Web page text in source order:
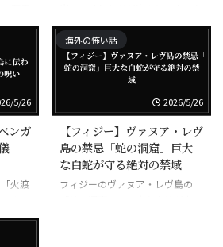
る呪われた岩
5/26
ンガ
火渡
海外の怖い話
2026/5/26
【フィジー】ヴァヌア・レヴ
島の禁忌「蛇の洞窟」巨大
な白蛇が守る絶対の禁域
フィジーのヴァヌア・レヴ島の